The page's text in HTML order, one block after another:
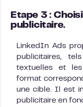
Etape 3 :
publicitaire.
LinkedIn Ads
publicitaires,
textuelles et les
format
une cible. Il est
publicitaire en